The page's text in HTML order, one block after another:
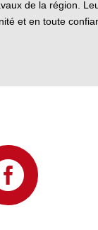
de la région.
et en toute